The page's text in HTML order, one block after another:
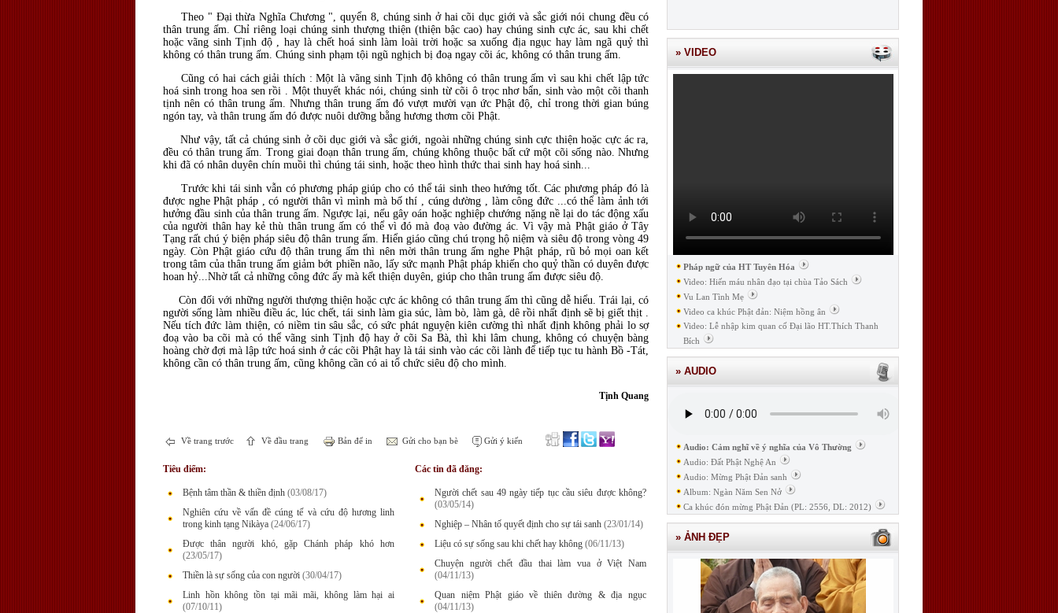
Theo " Đại thừa Nghĩa Chương ", quyển 8, chúng sinh ở hai cõi dục giới và sắc giới nói chung đều có
thân trung ấm. Chỉ riêng loại chúng sinh thượng thiện (thiện bậc cao) hay chúng sinh cực ác, sau khi chết
hoặc vãng sinh Tịnh độ , hay là chết hoá sinh làm loài trời hoặc sa xuống địa ngục hay làm ngã quỷ thì
không có thân trung ấm. Chúng sinh phạm tội ngũ nghịch bị đoạ ngay cõi ác, không có thân trung ấm.
Cũng có hai cách giải thích : Một là vãng sinh Tịnh độ không có thân trung ấm vì sau khi chết lập tức
hoá sinh trong hoa sen rồi . Một thuyết khác nói, chúng sinh từ cõi ô trọc nhơ bẩn, sinh vào một cõi thanh
tịnh nên có thân trung ấm. Nhưng thân trung ấm đó vượt mười vạn ức Phật độ, chỉ trong thời gian búng
ngón tay, và thân trung ấm đó được nuôi dưỡng bằng hương thơm cõi Phật.
Như vậy, tất cả chúng sinh ở cõi dục giới và sắc giới, ngoài những chúng sinh cực thiện hoặc cực ác ra,
đều có thân trung ấm. Trong giai đoạn thân trung ấm, chúng không thuộc bất cứ một cõi sống nào. Nhưng
khi đã có nhân duyên chín muồi thì chúng tái sinh, hoặc theo hình thức thai sinh hay hoá sinh...
Trước khi tái sinh vẫn có phương pháp giúp cho có thể tái sinh theo hướng tốt. Các phương pháp đó là
được nghe Phật pháp , có người thân vì mình mà bố thí , cúng dường , làm công đức ...có thể làm ảnh tới
hưởng đầu sinh của thân trung ấm. Ngược lại, nếu gây oán hoặc nghiệp chướng nặng nề lại do tác động xấu
của người thân hay kẻ thù thân trung ấm có thể vì đó mà đoạ vào đường ác. Vì vậy mà Phật giáo ở Tây
Tạng rất chú ý biện pháp siêu độ thân trung ấm. Hiển giáo cũng chú trọng hộ niệm và siêu độ trong vòng 49
ngày. Còn Phật giáo cứu độ thân trung ấm thì nên mời thân trung ấm nghe Phật pháp, rũ bỏ mọi oan kết
trong tâm của thân trung ấm giảm bớt phiền não, lấy sức mạnh Phật pháp khiến cho quỷ thần có duyên được
hoan hỷ...Nhờ tất cả những công đức ấy mà kết thiện duyên, giúp cho thân trung ấm được siêu độ.
Còn đối với những người thượng thiện hoặc cực ác không có thân trung ấm thì cũng dễ hiểu. Trái lại, có
người sống làm nhiều điều ác, lúc chết, tái sinh làm gia súc, làm bò, làm gà, dê rồi nhất định sẽ bị giết thịt .
Nếu tích đức làm thiện, có niềm tin sâu sắc, có sức phát nguyện kiên cường thì nhất định không phải lo sợ
đoạ vào ba cõi mà có thể vãng sinh Tịnh độ hay ở cõi Sa Bà, thì khi lâm chung, không có chuyện bàng
hoàng chờ đợi mà lập tức hoá sinh ở các cõi Phật hay là tái sinh vào các cõi lành để tiếp tục tu hành Bồ -Tát,
không cần có thân trung ấm, cũng không cần có ai tổ chức siêu độ cho mình.
Tịnh Quang
Về trang trước Về đầu trang Bản để in Gửi cho bạn bè Gửi ý kiến
Tiêu điểm:
Bệnh tâm thần & thiền định (03/08/17)
Nghiên cứu về vấn đề cúng tế và cứu độ hương linh
trong kinh tạng Nikàya (24/06/17)
Được thân người khó, gặp Chánh pháp khó hơn
(23/05/17)
Thiền là sự sống của con người (30/04/17)
Linh hồn không tồn tại mãi mãi, không làm hại ai
(07/10/11)
Các tin đã đăng:
Người chết sau 49 ngày tiếp tục cầu siêu được không?
(03/05/14)
Nghiệp – Nhân tố quyết định cho sự tái sanh (23/01/14)
Liệu có sự sống sau khi chết hay không (06/11/13)
Chuyện người chết đầu thai làm vua ở Việt Nam
(04/11/13)
Quan niệm Phật giáo về thiên đường & địa ngục
(04/11/13)
» VIDEO
Pháp ngữ của HT Tuyên Hóa
Video: Hiến máu nhân đạo tại chùa Tảo Sách
Vu Lan Tình Mẹ
Video ca khúc Phật đản: Niệm hồng ân
Video: Lễ nhập kim quan cố Đại lão HT.Thích Thanh
Bích
» AUDIO
Audio: Cảm nghĩ về ý nghĩa của Vô Thường
Audio: Đất Phật Nghệ An
Audio: Mừng Phật Đản sanh
Album: Ngàn Năm Sen Nở
Ca khúc đón mừng Phật Đản (PL: 2556, DL: 2012)
» ẢNH ĐẸP